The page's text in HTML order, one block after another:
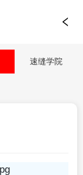
速缝学院